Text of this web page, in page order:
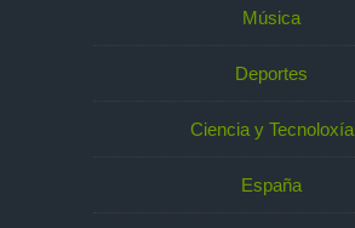
Música
Deportes
Ciencia y Tecnoloxía
España